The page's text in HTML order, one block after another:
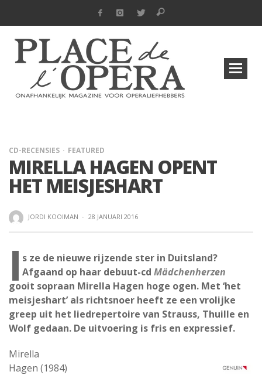
CD-RECENSIES FEATURED
MIRELLA HAGEN OPENT
HET MEISJESHART
JORDI KOOIMAN · 28 JANUARI 2016
I s ze de nieuwe rijzende ster in Duitsland?
Afgaand op haar debuut-cd Mädchenherzen
gooit sopraan Mirella Hagen hoge ogen. Met ‘het
meisjeshart’ als richtsnoer heeft ze een vrolijke
greep uit het liedrepertoire van Strauss, Thuille en
Wolf gedaan. De uitvoering is fris en expressief.
Mirella
Hagen (1984)